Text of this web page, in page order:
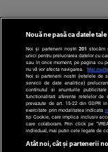
SPORT
Nouă ne pasă ca datele
Noi și partenerii noștri 201 stocăm
unici pentru prelucrarea datelor cu
sau în orice moment, pe pagina cu
nu vă vor afecta navigarea.
Mai
Noi si partenerii nostri (retelele de
servicii de date analitice)
continutul si anunturile
functionalitati aferente retelelor
prevazute de art. 15-22 din GDPR
exercitate prin modalitatea indicata
tip Cookie, care implica inclusiv
care colaboram. Prin click pe
individual, mai putin cele legate de
Atât noi, cât și partenerii